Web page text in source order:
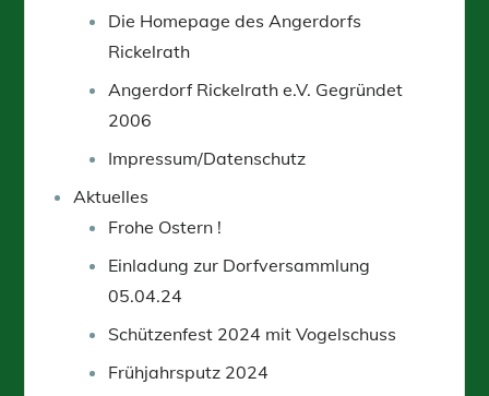
Die Homepage des Angerdorfs
Rickelrath
Angerdorf Rickelrath e.V. Gegründet
2006
Impressum/Datenschutz
Aktuelles
Frohe Ostern !
Einladung zur Dorfversammlung
05.04.24
Schützenfest 2024 mit Vogelschuss
Frühjahrsputz 2024